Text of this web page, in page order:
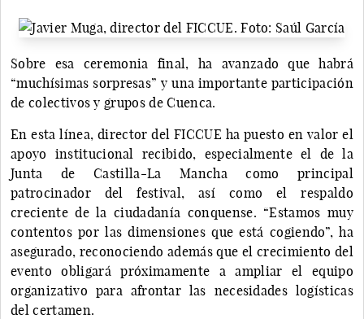
Sobre esa ceremonia final, ha avanzado que habrá
“muchísimas sorpresas” y una importante participación
de colectivos y grupos de Cuenca.
En esta línea, director del FICCUE ha puesto en valor el
apoyo institucional recibido, especialmente el de la
Junta de Castilla-La Mancha como principal
patrocinador del festival, así como el respaldo
creciente de la ciudadanía conquense. “Estamos muy
contentos por las dimensiones que está cogiendo”, ha
asegurado, reconociendo además que el crecimiento del
evento obligará próximamente a ampliar el equipo
organizativo para afrontar las necesidades logísticas
del certamen.